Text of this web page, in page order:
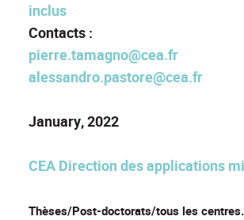
inclus
Contacts :
pierre.tamagno@cea.fr
alessandro.pastore@cea.fr
January, 2022
CEA Direction des applications
Thèses/Post-doctorats/tous les centres.